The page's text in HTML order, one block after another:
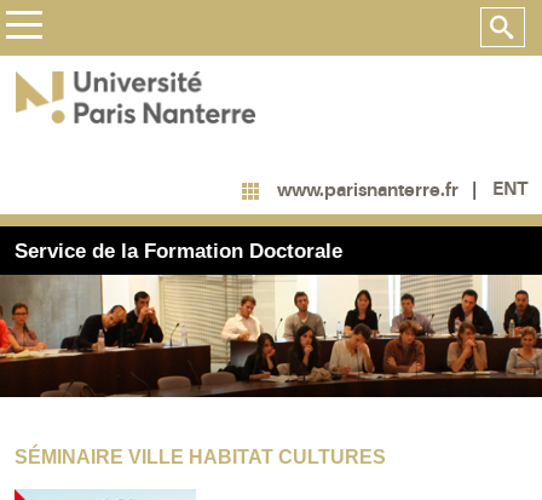
www.parisnanterre.fr ENT
Service de la Formation Doctorale
SÉMINAIRE VILLE HABITAT CULTURES